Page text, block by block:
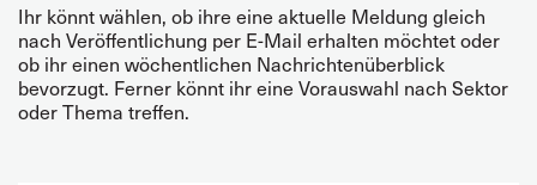
Ihr könnt wählen, ob ihre eine aktuelle Meldung gleich
nach Veröffentlichung per E-Mail erhalten möchtet oder
ob ihr einen wöchentlichen Nachrichtenüberblick
bevorzugt. Ferner könnt ihr eine Vorauswahl nach Sektor
oder Thema treffen.